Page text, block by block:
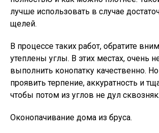
лучше использовать в случае
щелей.
В процессе таких работ, обратите
утеплены углы. В этих местах, очень
выполнить конопатку качественно. Но
проявить терпение, аккуратность и
чтобы потом из углов не дул сквозняк.
Оконопачивание дома из бруса.